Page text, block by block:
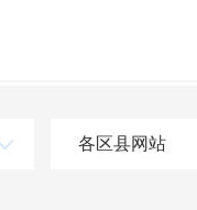
各区县网站